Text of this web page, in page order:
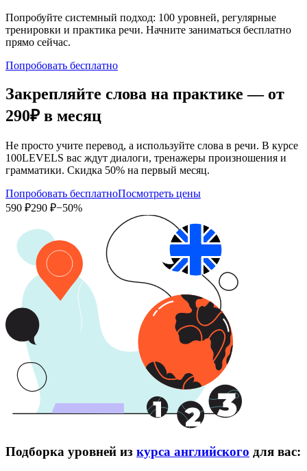
Попробуйте системный подход: 100 уровней, регулярные
тренировки и практика речи. Начните заниматься бесплатно
прямо сейчас.
Попробовать бесплатно
Закрепляйте слова на практике — от
290₽ в месяц
Не просто учите перевод, а используйте слова в речи. В курсе
100LEVELS вас ждут диалоги, тренажеры произношения и
грамматики. Скидка 50% на первый месяц.
Попробовать бесплатноПосмотреть цены
590 ₽290 ₽−50%
Подборка уровней из курса английского для вас: